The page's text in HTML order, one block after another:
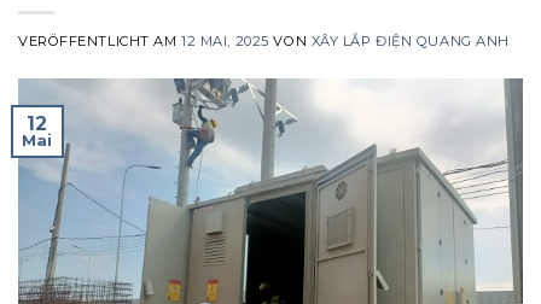
VERÖFFENTLICHT AM12 MAI, 2025 VON XÂY LẮP ĐIỆN QUANG ANH
12
Mai